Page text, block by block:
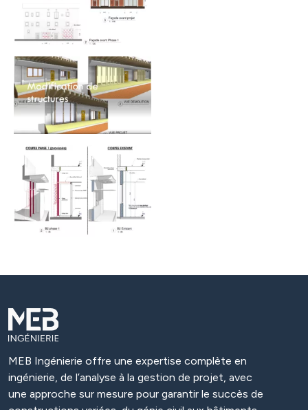
MEB Ingénierie offre une expertise complète en
ingénierie, de l’analyse à la gestion de projet, avec
une approche sur mesure pour garantir le succès de